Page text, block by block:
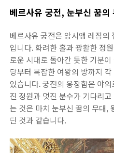
베르사유 궁전, 눈부신 꿈의
베르사유 궁전은 앙시앵 레짐의
입니다. 화려한 홀과 광활한 정
로운 시대로 돌아간 듯한 기분
당부터 복잡한 여왕의 방까지
있습니다. 궁전의 웅장함은 야
진 정원과 멋진 분수가 기다리
는 것은 마치 눈부신 꿈의 무대,
딘 것과 같습니다.